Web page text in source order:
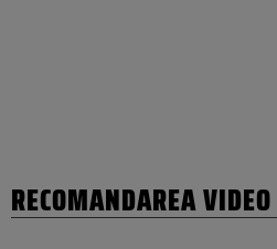
RECOMANDAREA VIDEO